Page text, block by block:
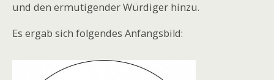
und den ermutigender Würdiger hinzu.
Es ergab sich folgendes Anfangsbild: